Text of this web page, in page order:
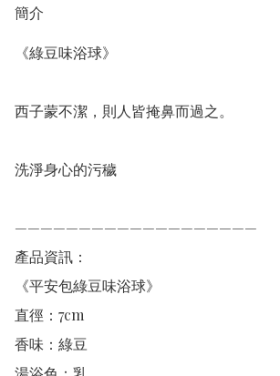
簡介
《綠豆味浴球》
西子蒙不潔，則人皆掩鼻而過之。
洗淨身心的污穢
———————————————————
產品資訊：
《平安包綠豆味浴球》
直徑：7cm
香味：綠豆